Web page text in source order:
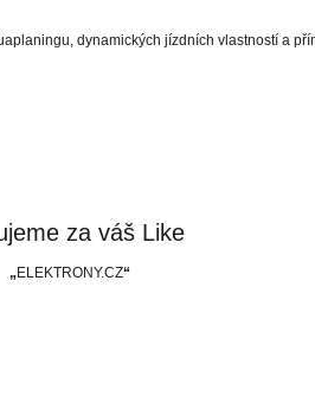
dynamických jízdních vlastností a
za váš Like
ELEKTRONY.CZ